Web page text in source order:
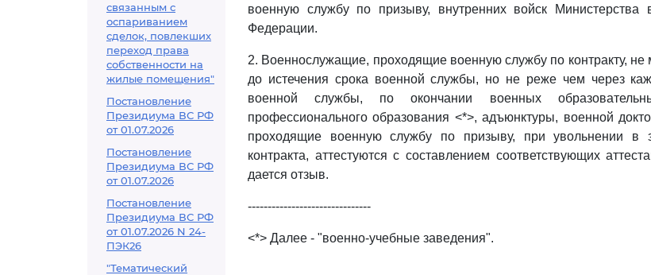
связанным с
оспариванием
сделок, повлекших
переход права
собственности на
жилые помещения"
Постановление
Президиума ВС РФ
от 01.07.2026
Постановление
Президиума ВС РФ
от 01.07.2026
Постановление
Президиума ВС РФ
от 01.07.2026 N 24-
ПЭК26
"Тематический
военную службу по призыву, внутренних войск Министерства
Федерации.
2. Военнослужащие, проходящие военную службу по контракту,
до истечения срока военной службы, но не реже чем через
военной службы, по окончании военных
профессионального образования <*>, адъюнктуры, военной
проходящие военную службу по призыву, при увольнении в
контракта, аттестуются с составлением соответствующих
дается отзыв.
-------------------------------
<*> Далее - "военно-учебные заведения".